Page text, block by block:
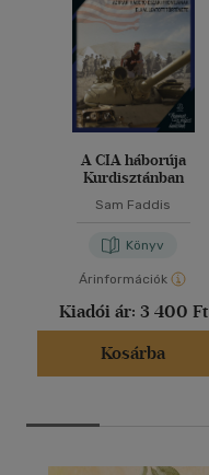
A CIA háborúja
Kurdisztánban
Sam Faddis
Könyv
Árinformációk
Kiadói ár: 3 400 Ft
Kosárba